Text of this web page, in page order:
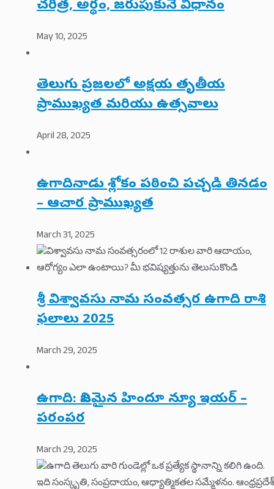
చరిత్ర, అర్థం, జరుపుకునే విధానం
May 10, 2025
తెలుగు ప్రజలలో అక్షయ తృతీయ
ప్రాముఖ్యత మరియు ఉత్సవాలు
April 28, 2025
ఉగాదినాడు శ్లోకం పఠించి పచ్చడి తినడం
– ఆచార ప్రాముఖ్యత
March 31, 2025
శ్రీ విశ్వావసు నామ సంవత్సర ఉగాది రాశి
ఫలాలు 2025
March 29, 2025
ఉగాది: నిజమైన హిందూ న్యూ ఇయర్ –
పరంపర
March 29, 2025